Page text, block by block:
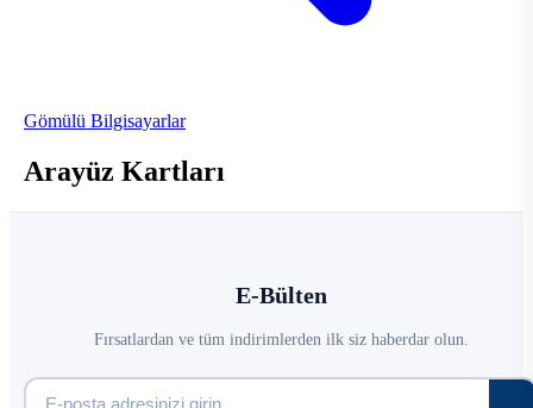
Gömülü Bilgisayarlar
Arayüz Kartları
E-Bülten
Fırsatlardan ve tüm indirimlerden ilk siz haberdar olun.